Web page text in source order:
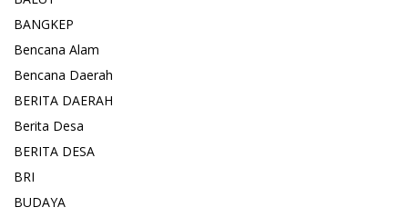
BANGKEP
Bencana Alam
Bencana Daerah
BERITA DAERAH
Berita Desa
BERITA DESA
BRI
BUDAYA